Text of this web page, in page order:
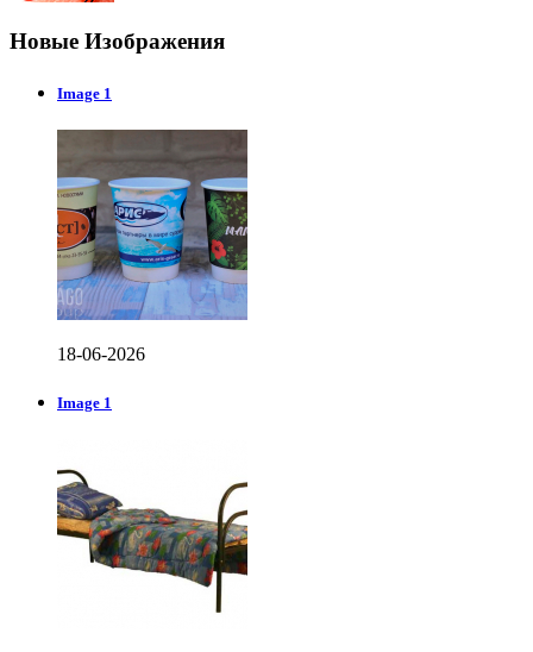
Новые Изображения
Image 1
18-06-2026
Image 1